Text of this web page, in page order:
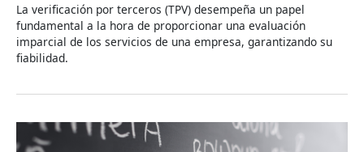
La verificación por terceros (TPV) desempeña un papel
fundamental a la hora de proporcionar una evaluación
imparcial de los servicios de una empresa, garantizando su
fiabilidad.